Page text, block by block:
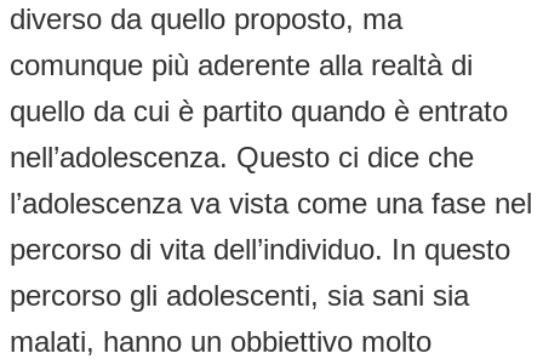
diverso da quello proposto, ma
comunque più aderente alla realtà di
quello da cui è partito quando è entrato
nell’adolescenza. Questo ci dice che
l’adolescenza va vista come una fase nel
percorso di vita dell’individuo. In questo
percorso gli adolescenti, sia sani sia
malati, hanno un obbiettivo molto